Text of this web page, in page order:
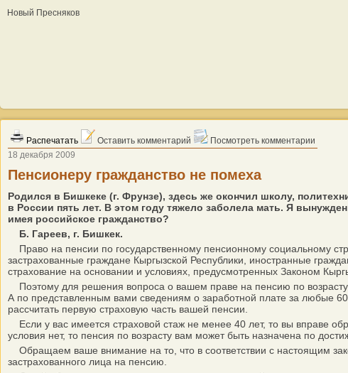
Новый Пресняков
Распечатать Оставить комментарий
Посмотреть комментарии
18 декабря 2009
Пенсионеру гражданство не помеха
Родился в Бишкеке (г. Фрунзе), здесь же окончил школу,
в России пять лет. В этом году тяжело заболела мать. Я
имея российское гражданство?
Б. Гареев, г. Бишкек.
Право на пенсии по государственному пенсионному социальному
застрахованные граждане Кыргызской Республики, иностранные
страхование на основании и условиях, предусмотренных Законом
Поэтому для решения вопроса о вашем праве на пенсию по возрасту
А по представленным вами сведениям о заработной плате за любые
рассчитать первую страховую часть вашей пенсии.
Если у вас имеется страховой стаж не менее 40 лет, то вы вправе
условия нет, то пенсия по возрасту вам может быть назначена по
Обращаем ваше внимание на то, что в соответствии с настоящим
застрахованного лица на пенсию.